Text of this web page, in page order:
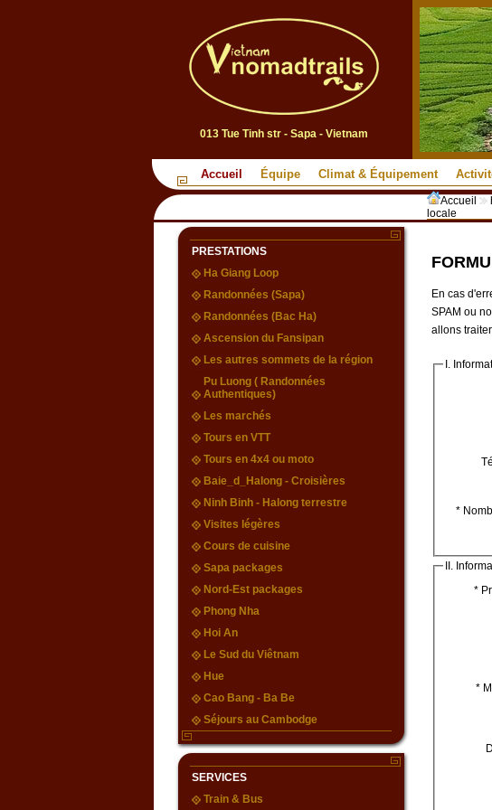
013 Tue Tinh str - Sapa - Vietnam
Accueil Équipe Climat & Équipement
Accueil
locale
PRESTATIONS
Ha Giang Loop
Randonnées (Sapa)
Randonnées (Bac Ha)
Ascension du Fansipan
Les autres sommets de la région
Pu Luong ( Randonnées
Authentiques)
Les marchés
Tours en VTT
Tours en 4x4 ou moto
Baie_d_Halong - Croisières
Ninh Binh - Halong terrestre
Visites légères
Cours de cuisine
Sapa packages
Nord-Est packages
Phong Nha
Hoi An
Le Sud du Viêtnam
Hue
Cao Bang - Ba Be
Séjours au Cambodge
SERVICES
Train & Bus
En cas
SPAM ou
allons
I.
*
II.
*
*